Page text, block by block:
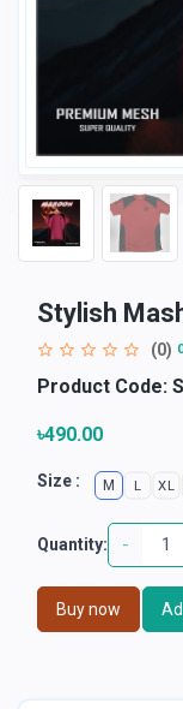
Stylish
(0) 0
Product Code:
৳490.00
Size : M L XL
Quantity: -
Buy now